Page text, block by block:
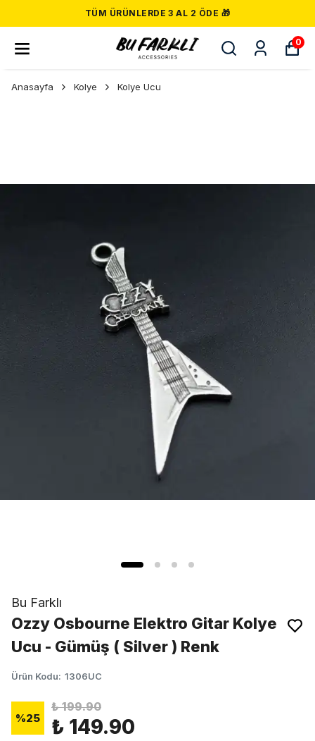
TÜM ÜRÜNLERDE 3 AL 2 ÖDE 🎁
0
Anasayfa Kolye Kolye Ucu
Bu Farklı
Ozzy Osbourne Elektro Gitar Kolye
Ucu - Gümüş ( Silver ) Renk
Ürün Kodu: 1306UC
%25
₺ 199.90
₺ 149.90